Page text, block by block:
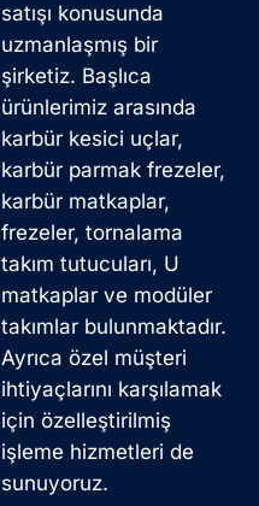
satışı konusunda
uzmanlaşmış bir
şirketiz. Başlıca
ürünlerimiz arasında
karbür kesici uçlar,
karbür parmak frezeler,
karbür matkaplar,
frezeler, tornalama
takım tutucuları, U
matkaplar ve modüler
takımlar bulunmaktadır.
Ayrıca özel müşteri
ihtiyaçlarını karşılamak
için özelleştirilmiş
işleme hizmetleri de
sunuyoruz.